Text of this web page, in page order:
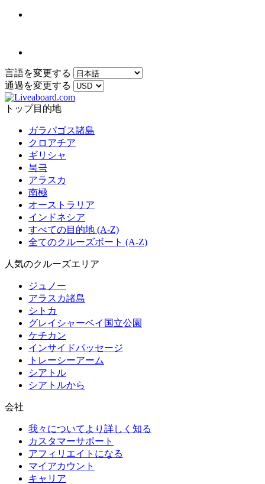
言語を変更する
通過を変更する
トップ目的地
ガラパゴス諸島
クロアチア
ギリシャ
북극
アラスカ
南極
オーストラリア
インドネシア
すべての目的地 (A-Z)
全てのクルーズボート (A-Z)
人気のクルーズエリア
ジュノー
アラスカ諸島
シトカ
グレイシャーベイ国立公園
ケチカン
インサイドパッセージ
トレーシーアーム
シアトル
シアトルから
会社
我々についてより詳しく知る
カスタマーサポート
アフィリエイトになる
マイアカウント
キャリア